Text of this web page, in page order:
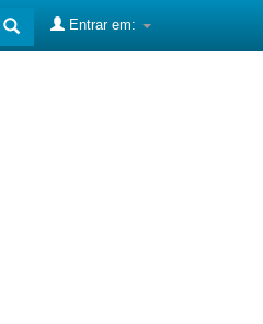
Entrar em: